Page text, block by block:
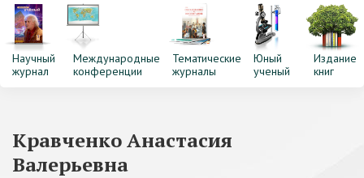
Научный
журнал
Международные
конференции
Тематические
журналы
Юный
ученый
Издание
книг
Кравченко Анастасия
Валерьевна